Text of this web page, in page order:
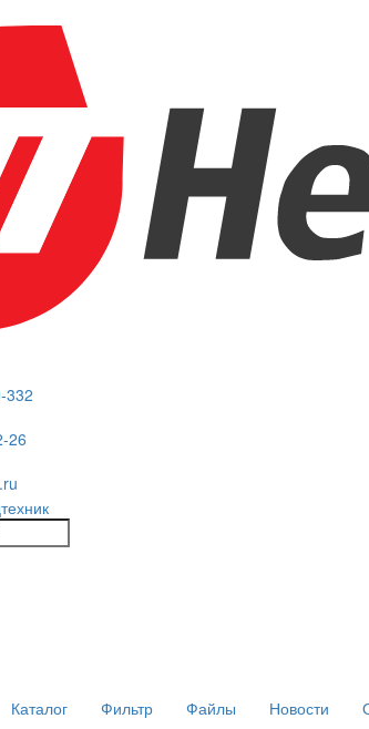
332
26
Каталог Фильтр Файлы Новости